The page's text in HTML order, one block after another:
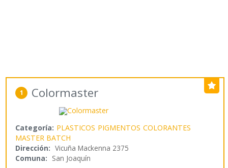
1 Colormaster
Categoría: PLASTICOS PIGMENTOS COLORANTES
MASTER BATCH
Dirección: Vicuña Mackenna 2375
Comuna: San Joaquín